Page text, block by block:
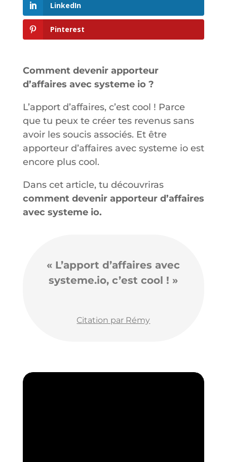
LinkedIn
Pinterest
Comment devenir apporteur
d’affaires avec systeme io ?
L’apport d’affaires, c’est cool ! Parce
que tu peux te créer tes revenus sans
avoir les soucis associés. Et être
apporteur d’affaires avec systeme io est
encore plus cool.
Dans cet article, tu découvriras
comment devenir apporteur d’affaires
avec systeme io.
« L’apport d’affaires avec
systeme.io, c’est cool ! »
Citation par Rémy